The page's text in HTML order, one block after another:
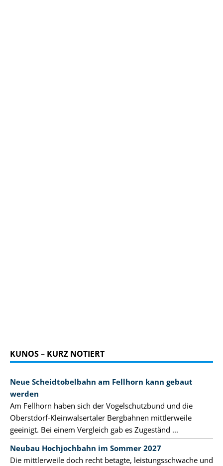
KUNOS – KURZ NOTIERT
Neue Scheidtobelbahn am Fellhorn kann gebaut
werden
Am Fellhorn haben sich der Vogelschutzbund und die
Oberstdorf-Kleinwalsertaler Bergbahnen mittlerweile
geeinigt. Bei einem Vergleich gab es Zugeständ ...
Neubau Hochjochbahn im Sommer 2027
Die mittlerweile doch recht betagte, leistungsschwache und